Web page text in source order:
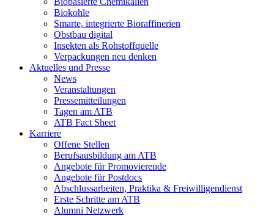
Biokohle
Smarte, integrierte Bioraffinerien
Obstbau digital
Insekten als Rohstoffquelle
Verpackungen neu denken
Aktuelles und Presse
News
Veranstaltungen
Pressemitteilungen
Tagen am ATB
ATB Fact Sheet
Karriere
Offene Stellen
Berufsausbildung am ATB
Angebote für Promovierende
Angebote für Postdocs
Abschlussarbeiten, Praktika & Freiwilligendienst
Erste Schritte am ATB
Alumni Netzwerk